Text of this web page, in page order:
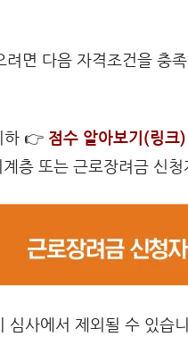
면 다음 자격조건을 충
하 👉 점수 알아보기(링크)
계층 또는 근로장려금 신
심사에서 제외될 수 있습